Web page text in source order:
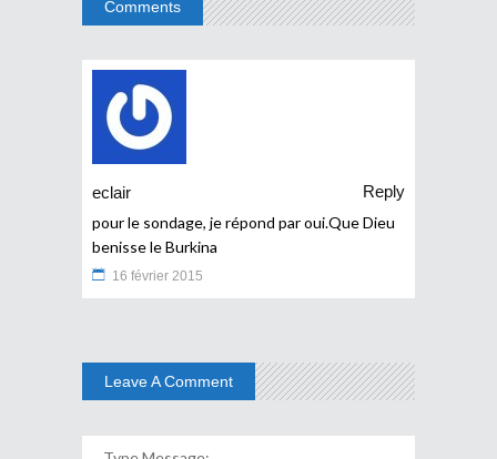
Comments
eclair
Reply
pour le sondage, je répond par oui.Que Dieu
benisse le Burkina
16 février 2015
Leave A Comment